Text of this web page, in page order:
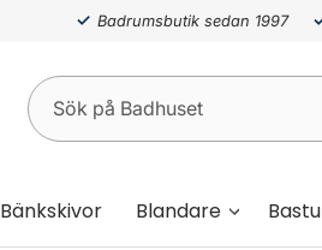
Badrumsbutik sedan 1997
Bänkskivor Blandare Bastu